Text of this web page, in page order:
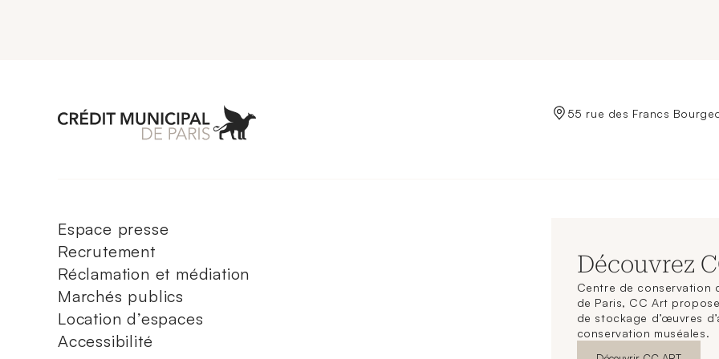
Aller à l'accueil de Crédit Municipal de Paris 55 rue des Francs
Espace presse
Recrutement
Réclamation et médiation
Marchés publics
Location d’espaces
Accessibilité
Découvrez
Centre de conservation
de Paris, CC Art
de stockage d’œuvres
conservation muséales.